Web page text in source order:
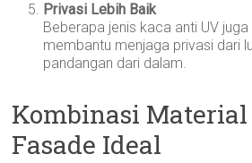
Privasi Lebih Baik
Beberapa jenis kaca anti UV
membantu menjaga privasi dari
pandangan dari dalam.
Kombinasi
Fasade Ideal